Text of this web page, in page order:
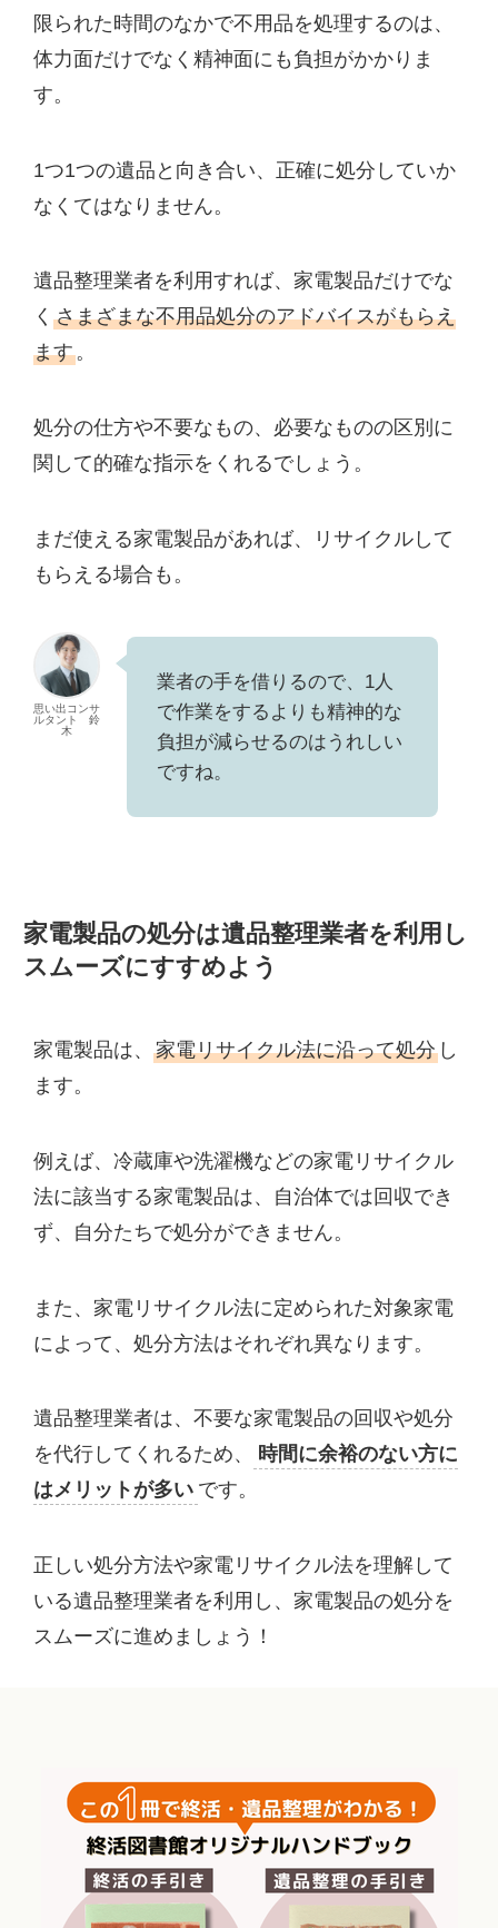
限られた時間のなかで不用品を処理するのは、
体力面だけでなく精神面にも負担がかかりま
す。
1つ1つの遺品と向き合い、正確に処分していか
なくてはなりません。
遺品整理業者を利用すれば、家電製品だけでな
く さまざまな不用品処分のアドバイスがもらえ
ます。
処分の仕方や不要なもの、必要なものの区別に
関して的確な指示をくれるでしょう。
まだ使える家電製品があれば、リサイクルして
もらえる場合も。
思い出コンサ
ルタント 鈴
木
業者の手を借りるので、1人
で作業をするよりも精神的な
負担が減らせるのはうれしい
ですね。
家電製品の処分は遺品整理業者を利用し
スムーズにすすめよう
家電製品は、 家電リサイクル法に沿って処分 し
ます。
例えば、冷蔵庫や洗濯機などの家電リサイクル
法に該当する家電製品は、自治体では回収でき
ず、自分たちで処分ができません。
また、家電リサイクル法に定められた対象家電
によって、処分方法はそれぞれ異なります。
遺品整理業者は、不要な家電製品の回収や処分
を代行してくれるため、
時間に余裕のない方に
はメリットが多い です。
正しい処分方法や家電リサイクル法を理解して
いる遺品整理業者を利用し、家電製品の処分を
スムーズに進めましょう！